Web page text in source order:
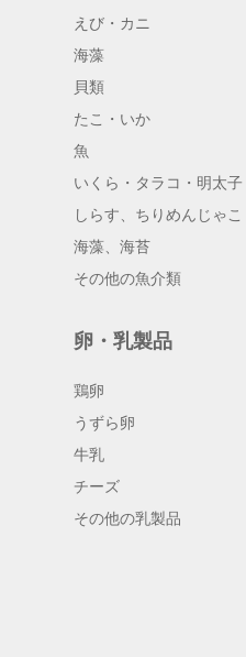
えび・カニ
海藻
貝類
たこ・いか
魚
いくら・タラコ・明太子
しらす、ちりめんじゃこ
海藻、海苔
その他の魚介類
卵・乳製品
鶏卵
うずら卵
牛乳
チーズ
その他の乳製品